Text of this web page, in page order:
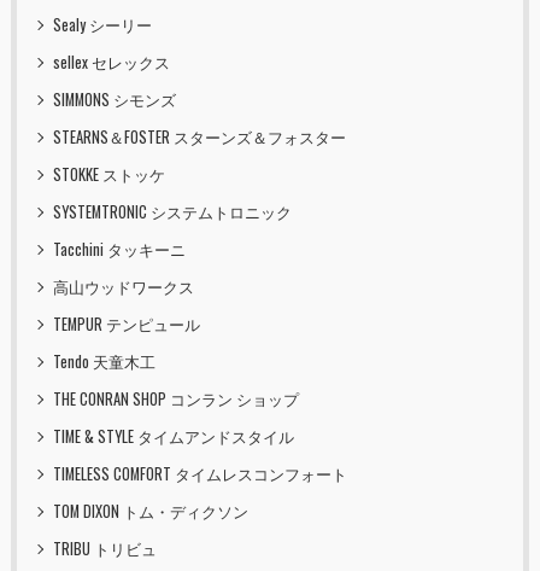
Sealy シーリー
sellex セレックス
SIMMONS シモンズ
STEARNS＆FOSTER スターンズ＆フォスター
STOKKE ストッケ
SYSTEMTRONIC システムトロニック
Tacchini タッキーニ
高山ウッドワークス
TEMPUR テンピュール
Tendo 天童木工
THE CONRAN SHOP コンラン ショップ
TIME & STYLE タイムアンドスタイル
TIMELESS COMFORT タイムレスコンフォート
TOM DIXON トム・ディクソン
TRIBU トリビュ